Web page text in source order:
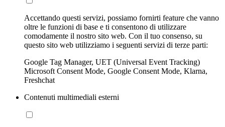
Accettando questi servizi, possiamo fornirti feature che vanno
oltre le funzioni di base e ti consentono di utilizzare
comodamente il nostro sito web. Con il tuo consenso, su
questo sito web utilizziamo i seguenti servizi di terze parti:
Google Tag Manager, UET (Universal Event Tracking)
Microsoft Consent Mode, Google Consent Mode, Klarna,
Freshchat
Contenuti multimediali esterni